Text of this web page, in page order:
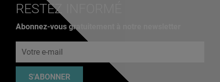
RESTEZ INFORMÉ
Abonnez-vous gratuitement à notre newsletter
S'ABONNER